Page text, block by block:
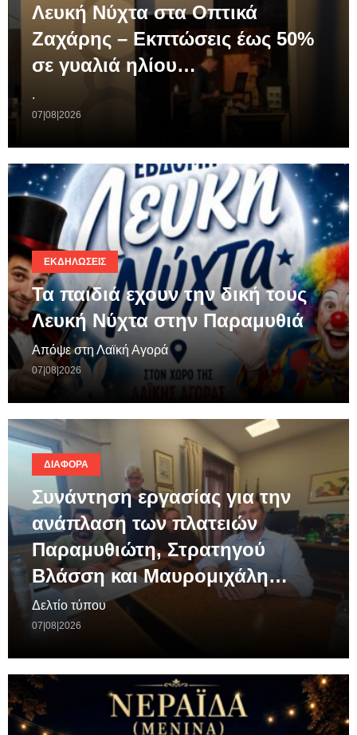
Λευκή Νύχτα στα Οπτικά
Ζαχάρης – Εκπτώσεις έως 50%
σε γυαλιά ηλίου…
.
07|08|2026
ΕΚΔΗΛΏΣΕΙΣ
Τα παιδιά εχουν την δική τους
Λευκή Νύχτα στην Παραμυθιά
Απόψε στη Λαϊκή Αγορά
07|08|2026
ΔΙΆΦΟΡΑ
Συνάντηση εργασίας για την
ανάπλαση των πλατειών
Παραμυθιώτη, Στρατηγού
Βλάσση και Μαυρομιχάλη…
Δελτίο τύπου
07|08|2026